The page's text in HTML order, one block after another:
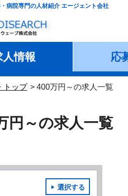
病院専門の人材紹介 エージェント会社
人情報 応
トップ 400万円～の求人一覧
円～の求人一覧
選択する